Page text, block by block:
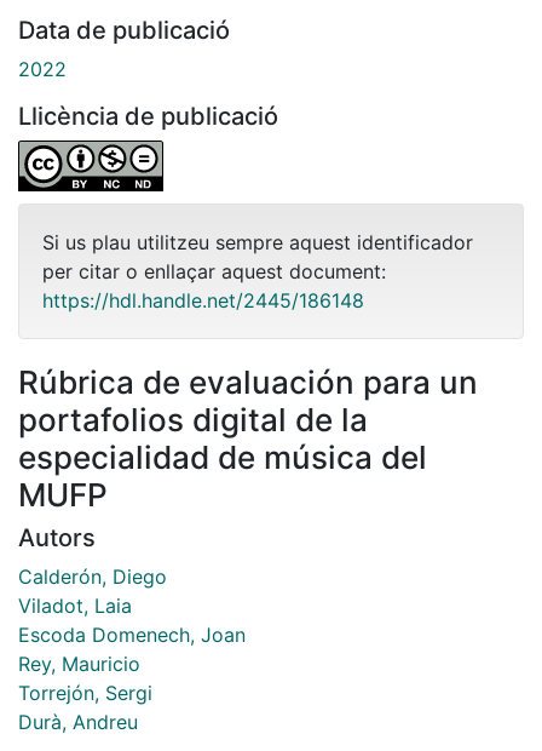
Data de publicació
2022
Llicència de publicació
Si us plau utilitzeu sempre aquest identificador
per citar o enllaçar aquest document:
https://hdl.handle.net/2445/186148
Rúbrica de evaluación para un
portafolios digital de la
especialidad de música del
MUFP
Autors
Calderón, Diego
Viladot, Laia
Escoda Domenech, Joan
Rey, Mauricio
Torrejón, Sergi
Durà, Andreu